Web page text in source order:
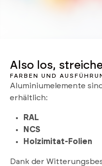
Also los,
FARBEN UND
Aluminiumelemente
erhältlich:
RAL
NCS
Holzimitat-Folien
Dank der